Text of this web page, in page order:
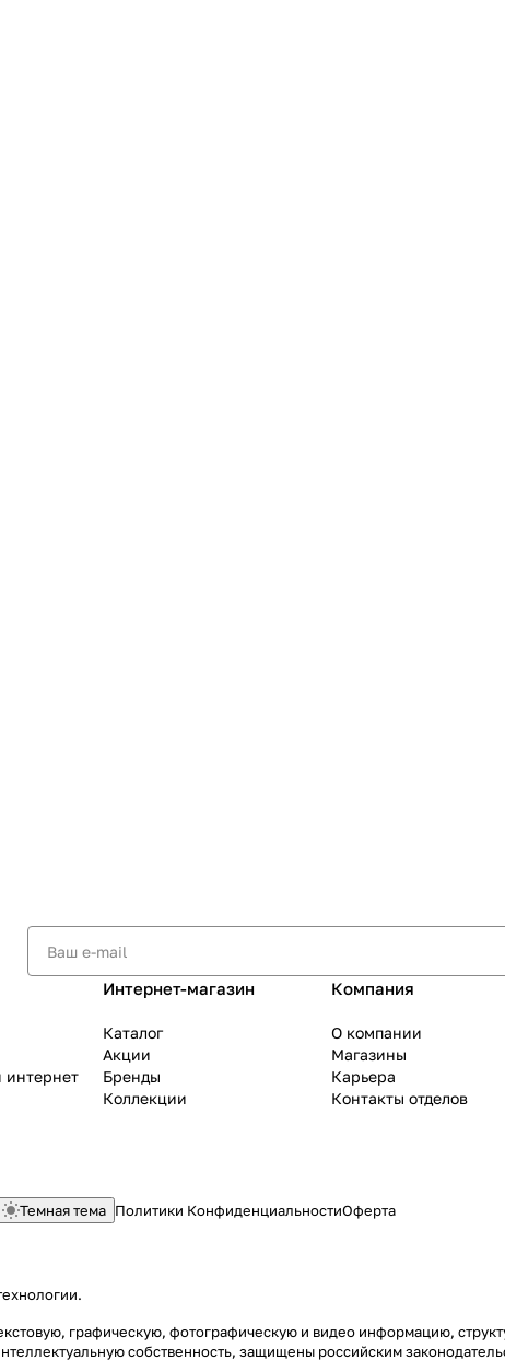
интернет
Интернет-магазин
Каталог
Акции
Бренды
Коллекции
Компания
О компании
Магазины
Карьера
Контакты отделов
Темная тема Политики КонфиденциальностиОферта
.
графическую, фотографическую и видео информацию,
собственность, защищены российским